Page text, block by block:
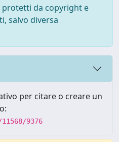
protetti da copyright e
salvo diversa
per citare o creare un
9376